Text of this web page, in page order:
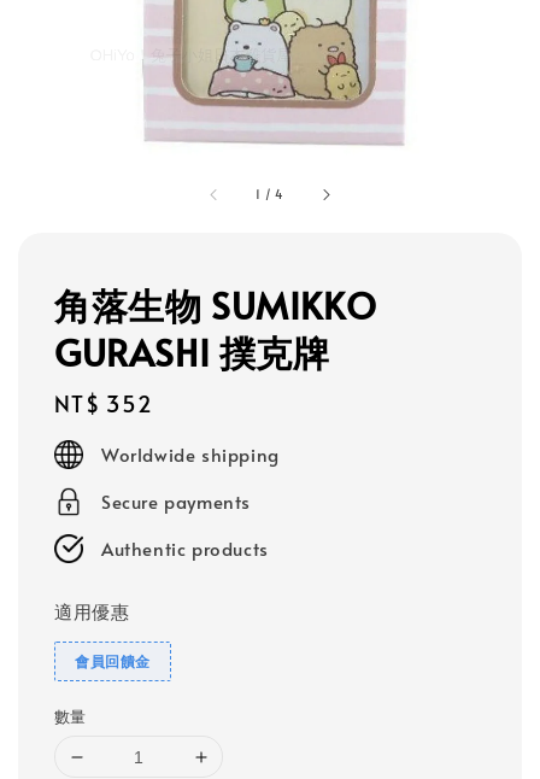
1 /4
角落生物 SUMIKKO
GURASHI 撲克牌
Regular
price
NT$ 352
Worldwide shipping
Secure payments
Authentic products
適用優惠
會員回饋金
數量